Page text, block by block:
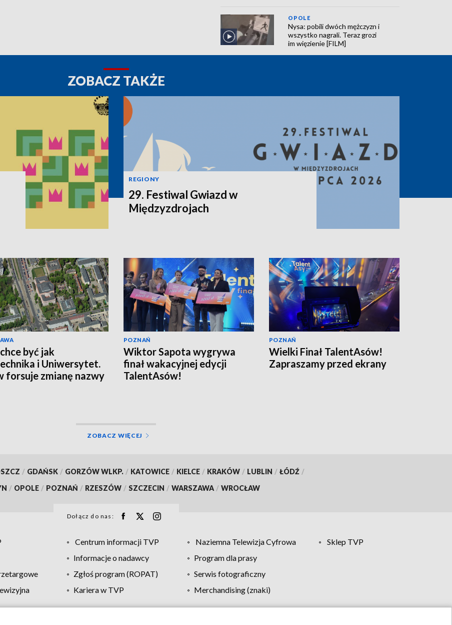
OPOLE
Nysa: pobili dwóch mężczyzn i
wszystko nagrali. Teraz grozi
im więzienie [FILM]
ZOBACZ TAKŻE
REGIONY
29. Festiwal Gwiazd w
Międzyzdrojach
być jak
i Uniwersytet.
forsuje zmianę nazwy
POZNAŃ
Wiktor Sapota wygrywa
finał wakacyjnej edycji
TalentAsów!
POZNAŃ
Wielki Finał TalentAsów!
Zapraszamy przed ekrany
ZOBACZ WIĘCEJ
/ GDAŃSK / GORZÓW WLKP. / KATOWICE / KIELCE / KRAKÓW / LUBLIN / ŁÓDŹ /
/ OPOLE / POZNAŃ / RZESZÓW / SZCZECIN / WARSZAWA / WROCŁAW
Dołącz do nas:
Centrum informacji TVP Naziemna Telewizja Cyfrowa
Sklep TVP
Informacje o nadawcy
Program dla prasy
Zgłoś program (ROPAT)
Serwis fotograficzny
Kariera w TVP
Merchandising (znaki)